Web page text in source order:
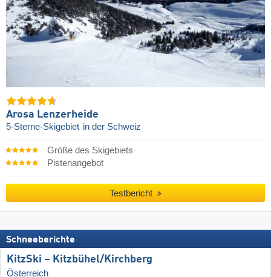
Arosa Lenzerheide
5-Sterne-Skigebiet in der Schweiz
Größe des Skigebiets
Pistenangebot
Testbericht
Schneeberichte
KitzSki – Kitzbühel/​Kirchberg
Österreich